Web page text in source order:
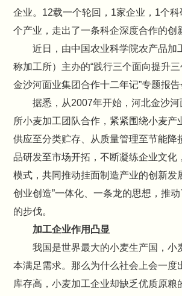
企业。12载一个轮回，1家企业，1个
个产业，走出了一条科企深度合作的创
近日，由中国农业科学院农产品加
称加工所）主办的“践行三个面向提升
金沙河面业集团合作十二年记”专题报告
据悉，从2007年开始，河北金沙河
所小麦加工团队合作，紧紧围绕小麦产
供应至分类贮存、从质量管理至节能降
品研发至市场开拓，不断凝练企业文化
模式，共同推动挂面制造产业的创新发
创业创造”一体化、一条龙的思想，推
的步伐。
加工企业作用凸显
我国是世界最大的小麦生产国，小
本满足需求。那么为什么社会上会一度
库存高，小麦加工企业却缺乏优质原粮